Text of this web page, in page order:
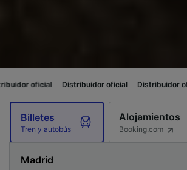
Distribuidor oficial Distribuidor oficial
Billetes
Tren y autobús
Alojamientos
Booking.com